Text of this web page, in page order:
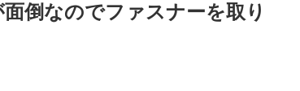
倒なのでファスナーを取り